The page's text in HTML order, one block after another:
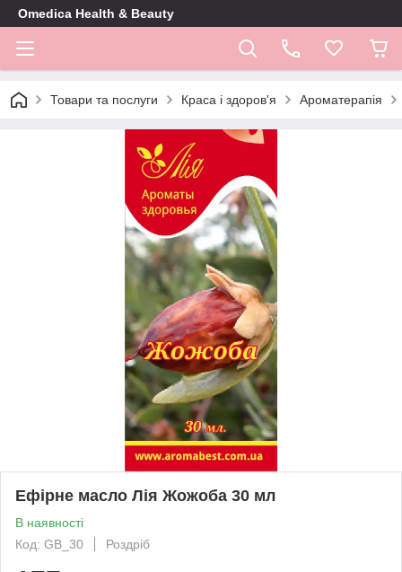
Omedica Health & Beauty
Товари та послуги Краса і здоров'я Ароматерапія
Ефірне масло Лія Жожоба 30 мл
В наявності
Код: GB_30
Роздріб